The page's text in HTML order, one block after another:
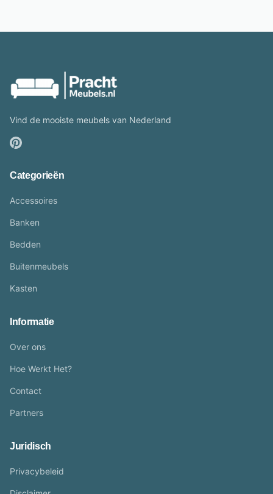
Vind de mooiste meubels van Nederland
Categorieën
Accessoires
Banken
Bedden
Buitenmeubels
Kasten
Informatie
Over ons
Hoe Werkt Het?
Contact
Partners
Juridisch
Privacybeleid